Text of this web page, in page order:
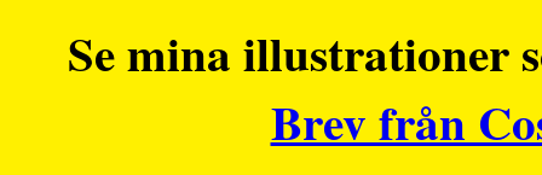
Se mina illustrationer
Brev från